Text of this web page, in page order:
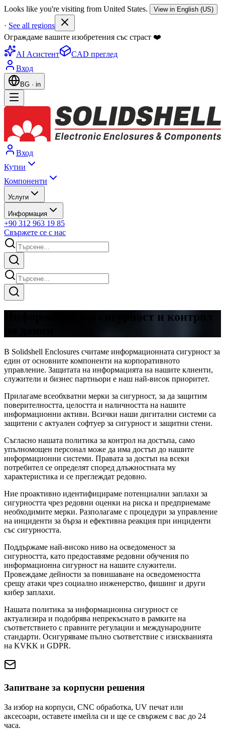
Looks like you're visiting from United States. View in English (US)
· See all regions
Ограждаме вашите изобретения със страст ❤️
AI Асистент
CAD преглед
Вход
BG · in
Вход
Кутии
Компоненти
Услуги
Информация
+90 312 963 19 85
Свържете се с нас
Информационна сигурност и контрол
В Solidshell Enclosures считаме информационната сигурност за
един от основните компоненти на корпоративното
управление. Защитата на информацията на нашите клиенти,
служители и бизнес партньори е наш най-висок приоритет.
Прилагаме всеобхватни мерки за сигурност, за да защитим
поверителността, целостта и наличността на нашите
информационни активи. Всички наши дигитални системи са
защитени с актуален софтуер за сигурност и защитни стени.
Съгласно нашата политика за контрол на достъпа, само
упълномощен персонал може да има достъп до нашите
информационни системи. Правата за достъп на всеки
потребител се определят според длъжностната му
характеристика и се преглеждат редовно.
Ние проактивно идентифицираме потенциални заплахи за
сигурността чрез редовни оценки на риска и предприемаме
необходимите мерки. Разполагаме с процедури за управление
на инциденти за бърза и ефективна реакция при инциденти
със сигурността.
Поддържаме най-високо ниво на осведоменост за
сигурността, като предоставяме редовни обучения по
информационна сигурност на нашите служители.
Провеждаме дейности за повишаване на осведомеността
срещу атаки чрез социално инженерство, фишинг и други
кибер заплахи.
Нашата политика за информационна сигурност се
актуализира и подобрява непрекъснато в рамките на
съответствието с правните регулации и международните
стандарти. Осигуряваме пълно съответствие с изискванията
на KVKK и GDPR.
Запитване за корпусни решения
За избор на корпуси, CNC обработка, UV печат или
аксесоари, оставете имейла си и ще се свържем с вас до 24
часа.